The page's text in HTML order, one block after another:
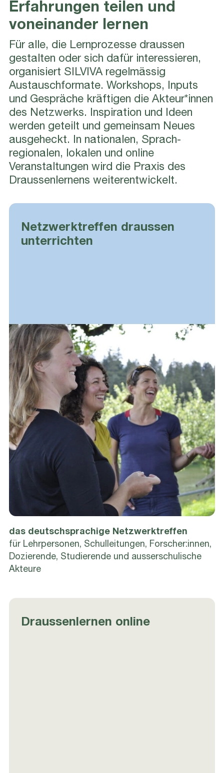
Erfahrungen teilen und
voneinander lernen
Für alle, die Lernprozesse draussen
gestalten oder sich dafür interessieren,
organisiert SILVIVA regelmässig
Austauschformate. Workshops, Inputs
und Gespräche kräftigen die Akteur*innen
des Netzwerks. Inspiration und Ideen
werden geteilt und gemeinsam Neues
ausgeheckt. In nationalen, Sprach-
regionalen, lokalen und online
Veranstaltungen wird die Praxis des
Draussenlernens weiterentwickelt.
Netzwerktreffen draussen
unterrichten
das deutschsprachige Netzwerktreffen
für Lehrpersonen, Schulleitungen, Forscher:innen,
Dozierende, Studierende und ausserschulische
Akteure
Draussenlernen online